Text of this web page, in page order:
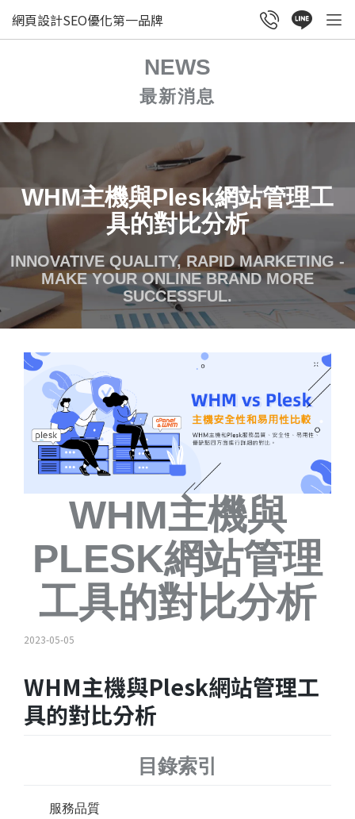
網頁設計SEO優化第一品牌
NEWS
最新消息
WHM主機與Plesk網站管理工
具的對比分析
INNOVATIVE QUALITY, RAPID MARKETING -
MAKE YOUR ONLINE BRAND MORE
SUCCESSFUL.
WHM主機與
PLESK網站管理
工具的對比分析
2023-05-05
WHM主機與Plesk網站管理工
具的對比分析
目錄索引
服務品質